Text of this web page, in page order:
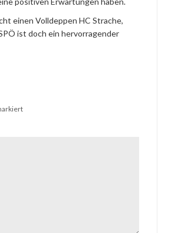
einen Volldeppen HC Strache,
ist doch ein hervorragender